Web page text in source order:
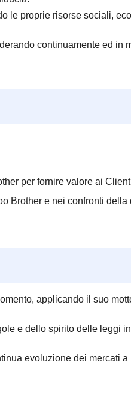
le proprie risorse sociali,
continuamente ed
per fornire valore ai
Brother e nei confronti
applicando il suo
e dello spirito delle leggi
evoluzione dei mercati